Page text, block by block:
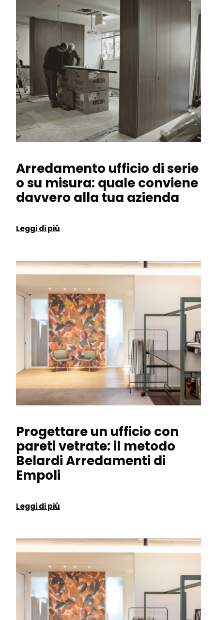
Arredamento ufficio di serie
o su misura: quale conviene
davvero alla tua azienda
Leggi di più
Progettare un ufficio con
pareti vetrate: il metodo
Belardi Arredamenti di
Empoli
Leggi di più